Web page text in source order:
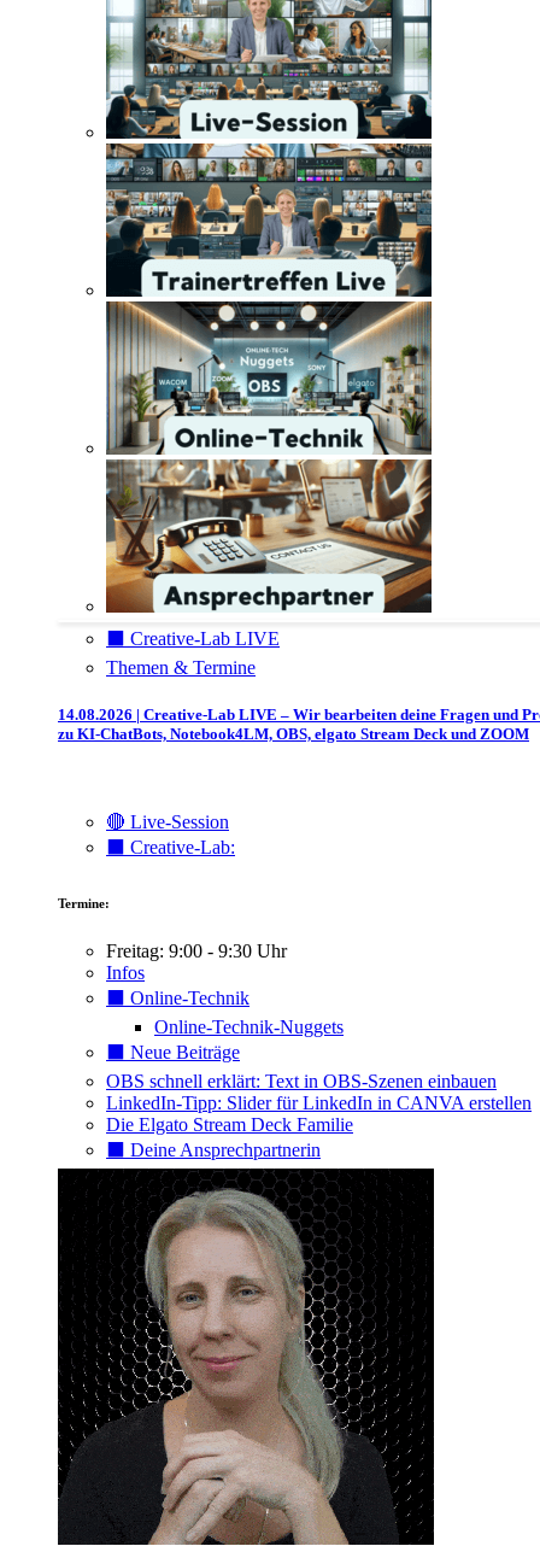
⬛️ Creative-Lab LIVE
Themen & Termine
14.08.2026 | Creative-Lab LIVE – Wir bearbeiten deine Fragen und
zu KI-ChatBots, Notebook4LM, OBS, elgato Stream Deck und ZOOM
🔴 Live-Session
⬛️ Creative-Lab:
Termine:
Freitag: 9:00 - 9:30 Uhr
Infos
⬛️ Online-Technik
Online-Technik-Nuggets
⬛️ Neue Beiträge
OBS schnell erklärt: Text in OBS-Szenen einbauen
LinkedIn-Tipp: Slider für LinkedIn in CANVA erstellen
Die Elgato Stream Deck Familie
⬛️ Deine Ansprechpartnerin